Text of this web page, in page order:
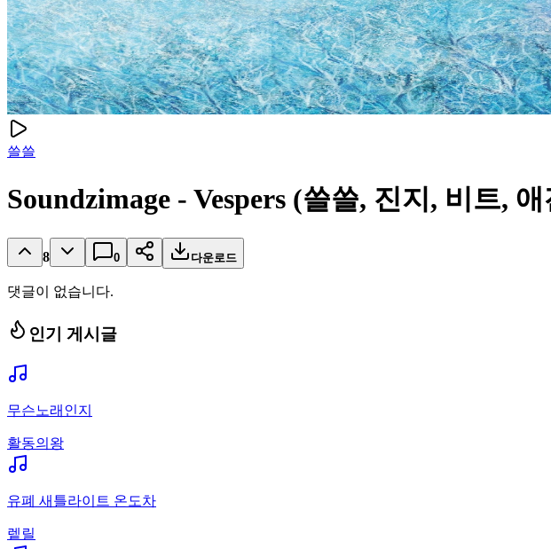
쓸쓸
Soundzimage - Vespers (쓸쓸, 진지, 비트,
8 0 다운로드
댓글이 없습니다.
인기 게시글
무슨노래인지
활동의왕
유폐 새틀라이트 온도차
렡릴